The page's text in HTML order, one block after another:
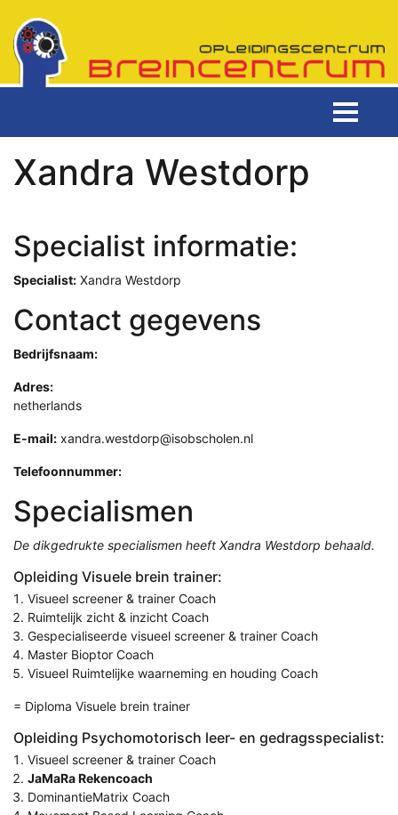
Xandra Westdorp
Specialist informatie:
Specialist: Xandra Westdorp
Contact gegevens
Bedrijfsnaam:
Adres:
netherlands
E-mail: xandra.westdorp@isobscholen.nl
Telefoonnummer:
Specialismen
De dikgedrukte specialismen heeft Xandra Westdorp behaald.
Opleiding Visuele brein trainer:
Visueel screener & trainer Coach
Ruimtelijk zicht & inzicht Coach
Gespecialiseerde visueel screener & trainer Coach
Master Bioptor Coach
Visueel Ruimtelijke waarneming en houding Coach
= Diploma Visuele brein trainer
Opleiding Psychomotorisch leer- en gedragsspecialist:
Visueel screener & trainer Coach
JaMaRa Rekencoach
DominantieMatrix Coach